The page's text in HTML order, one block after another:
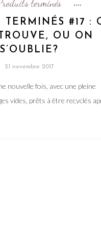
terminés
TERMINÉS #17 :
OU ON
S’OUBLIE?
21 novembre 2017
nouvelle fois, avec une pleine
vides, prêts à être recyclés